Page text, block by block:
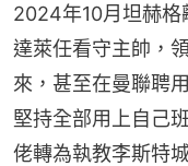
2024年10月坦赫格
達萊任看守主帥，
來，甚至在曼聯聘
堅持全部用上自己
佬轉為執教李斯特